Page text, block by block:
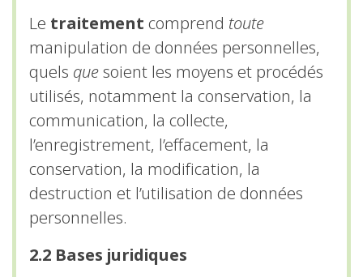
Le traitement comprend toute
manipulation de données personnelles,
quels quesoient les moyens et procédés
utilisés, notamment la conservation, la
communication, la collecte,
l’enregistrement, l’effacement, la
conservation, la modification, la
destruction et l’utilisation de données
personnelles.
2.2 Bases juridiques
fonctionnalités
comme la
carte des
lignes Pédibus
disparaîtront
du site Web.
Marketing
En partageant
votre intérêt et
votre
comportement